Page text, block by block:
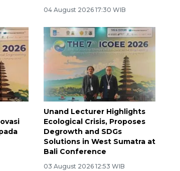
04 August 2026 17:30 WIB
Unand Lecturer Highlights
Ecological Crisis, Proposes
Degrowth and SDGs
Solutions in West Sumatra at
Bali Conference
03 August 2026 12:53 WIB